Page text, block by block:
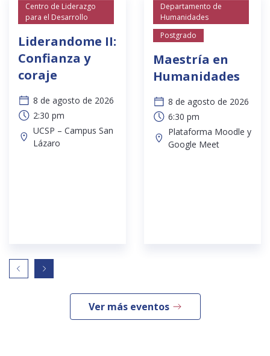
Centro de Liderazgo
para el Desarrollo
Liderandome II:
Confianza y
coraje
8 de agosto de 2026
2:30 pm
UCSP – Campus San
Lázaro
Departamento de
Humanidades
Postgrado
Maestría en
Humanidades
8 de agosto de 2026
6:30 pm
Plataforma Moodle y
Google Meet
Ver más eventos